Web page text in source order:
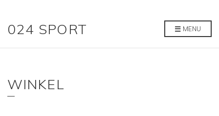
024 SPORT MENU
WINKEL